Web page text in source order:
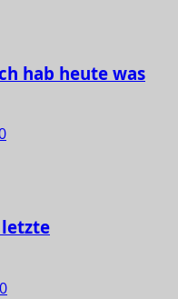
hab heute was
letzte
0